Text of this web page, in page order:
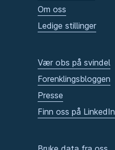
Om oss
Ledige stillinger
Vær obs på svindel
Forenklingsbloggen
Presse
Finn oss på LinkedIn